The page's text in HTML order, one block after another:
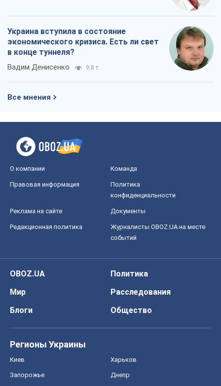
Украина вступила в состояние
экономического кризиса. Есть ли свет
в конце туннеля?
Вадим Денисенко 9,8 т.
Все мнения
О компании Команда
Правовая информация
Политика
конфиденциальности
Реклама на сайте Документы
Редакционная политика
Журналисты OBOZ.UA на месте
событий
OBOZ.UA
Политика
Мир
Расследования
Блоги
Общество
Регионы Украины
Киев Харьков
Запорожье Днепр